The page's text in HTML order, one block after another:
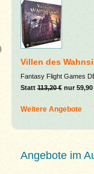
Rebirth –
Villen des
Fantasy Flight Games
Statt113,20 €nur 59,90
Weitere Angebote
Angebote im